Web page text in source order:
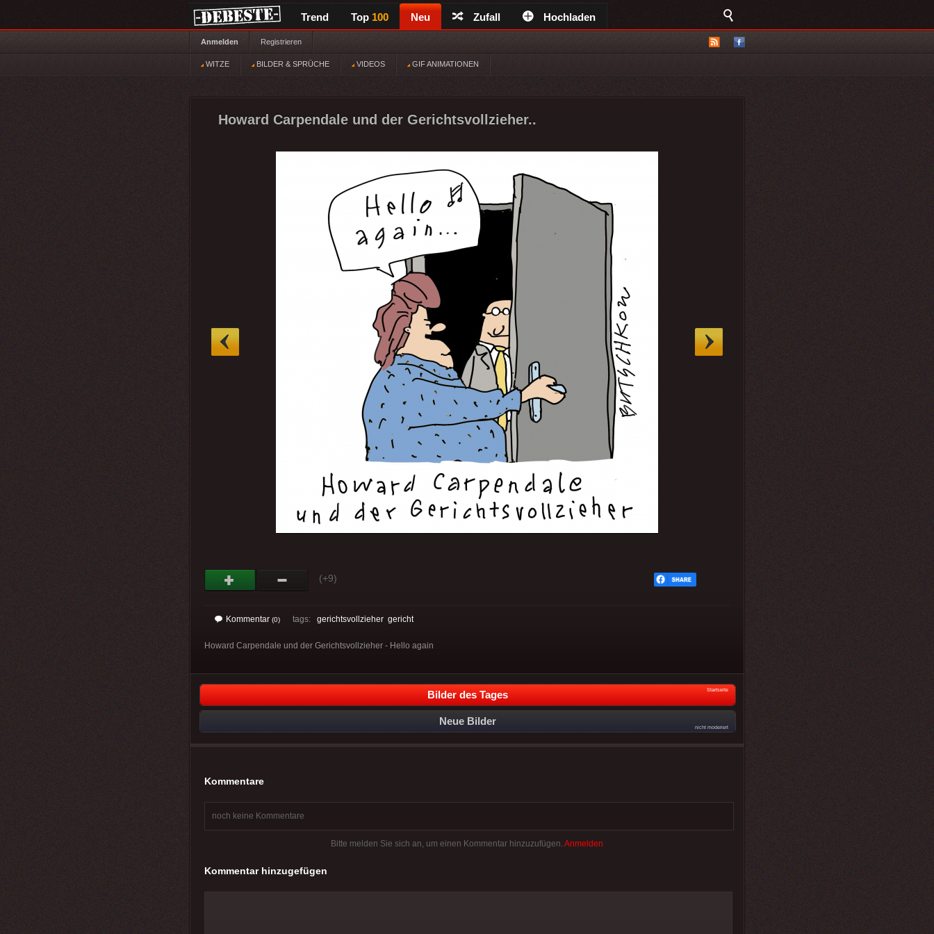
Trend Top 100 Neu Zufall Hochladen
Anmelden Registrieren
WITZE BILDER & SPRÜCHE VIDEOS GIF ANIMATIONEN
Howard Carpendale und der Gerichtsvollzieher..
(+9)
Kommentar (0) tags: gerichtsvollzieher gericht
Howard Carpendale und der Gerichtsvollzieher - Hello again
Bilder des Tages Startseite
Neue Bilder
nicht moderiert
Kommentare
noch keine Kommentare
Bitte melden Sie sich an, um einen Kommentar hinzuzufügen. Anmelden
Kommentar hinzugefügen